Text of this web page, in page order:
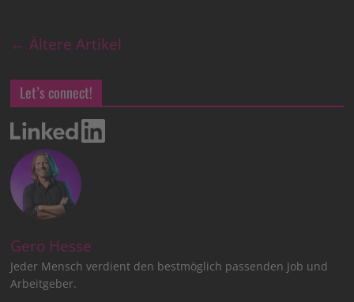
← Ältere Artikel
Let’s connect!
Gero Hesse
Jeder Mensch verdient den bestmöglich passenden Job und
Arbeitgeber.